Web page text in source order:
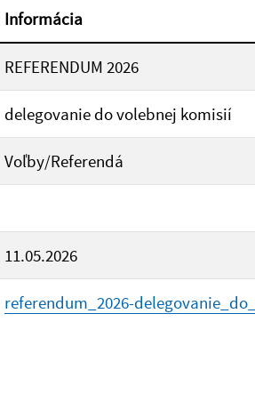
Informácia
REFERENDUM 2026
delegovanie do volebnej komisií
Voľby/Referendá
11.05.2026
referendum_2026-